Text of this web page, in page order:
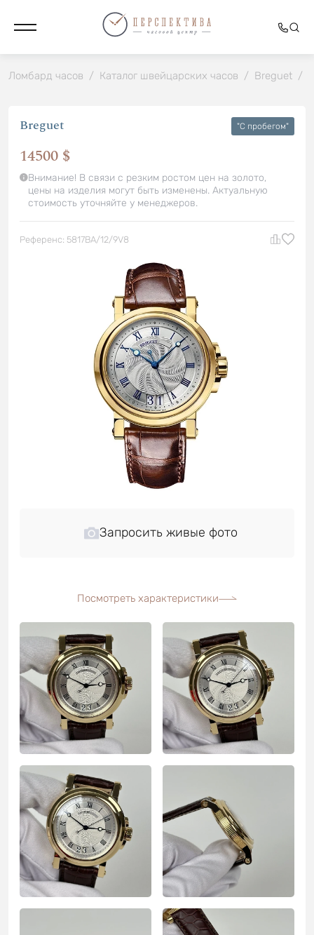
Ломбард часов / Каталог швейцарских часов / Breguet /
Breguet "C пробегом"
14500 $
Внимание! В связи с резким ростом цен на золото,
цены на изделия могут быть изменены. Актуальную
стоимость уточняйте у менеджеров.
Референс: 5817BA/12/9V8
Запросить живые фото
Посмотреть характеристики